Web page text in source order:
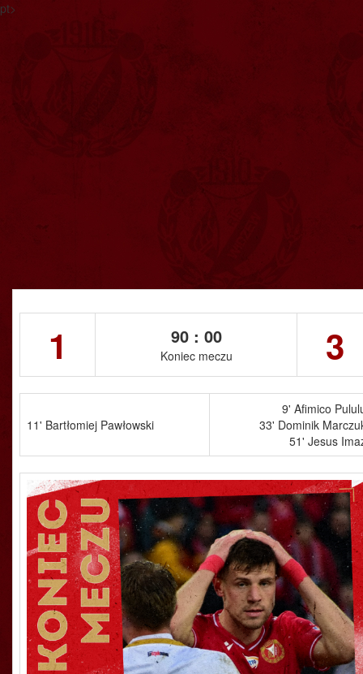
pt>
1 90 : 00
Koniec meczu 3
11' Bartłomiej Pawłowski
9' Afimico
33' Dominik
51' Jesus